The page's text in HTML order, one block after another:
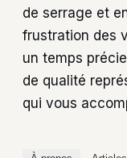
de serrage et
frustration des
un temps
de qualité
qui vous